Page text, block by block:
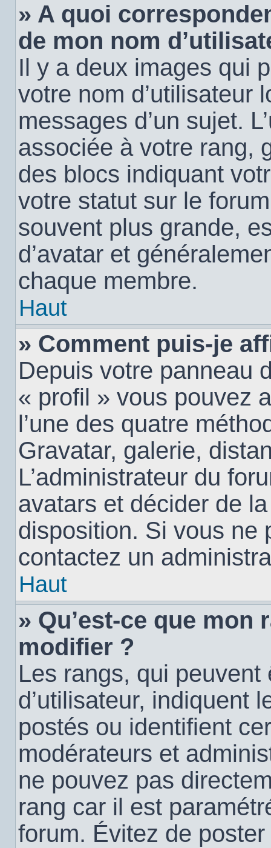
» A quoi
de mon nom
Il y a deux images qui
votre nom d’utilisateur
messages d’un sujet.
associée à votre rang,
des blocs indiquant
votre statut sur le
souvent plus grande,
d’avatar et
chaque membre.
Haut
» Comment puis-je
Depuis votre panneau
« profil » vous pouvez
l’une des quatre
Gravatar, galerie,
L’administrateur du
avatars et décider de
disposition. Si vous ne
contactez un
Haut
» Qu’est-ce que mon
modifier ?
Les rangs, qui
d’utilisateur, indiquent
postés ou identifient
modérateurs et
ne pouvez pas
rang car il est
forum. Évitez de